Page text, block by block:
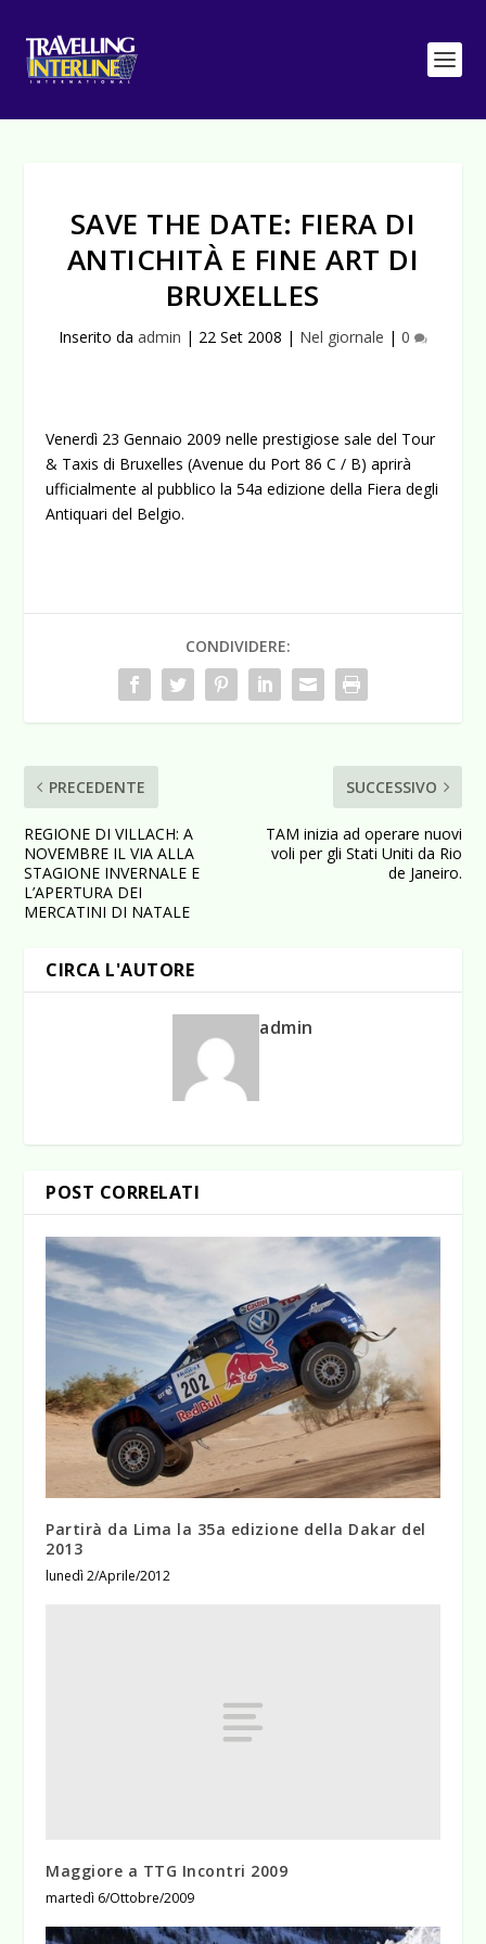
SAVE THE DATE: FIERA DI
ANTICHITÀ E FINE ART DI
BRUXELLES
Inserito da admin | 22 Set 2008 | Nel giornale | 0
Venerdì 23 Gennaio 2009 nelle prestigiose sale del Tour
& Taxis di Bruxelles (Avenue du Port 86 C / B) aprirà
ufficialmente al pubblico la 54a edizione della Fiera degli
Antiquari del Belgio.
CONDIVIDERE:
PRECEDENTE
REGIONE DI VILLACH: A
NOVEMBRE IL VIA ALLA
STAGIONE INVERNALE E
L’APERTURA DEI
MERCATINI DI NATALE
SUCCESSIVO
TAM inizia ad operare nuovi
voli per gli Stati Uniti da Rio
de Janeiro.
CIRCA L'AUTORE
admin
POST CORRELATI
Partirà da Lima la 35a edizione della Dakar del
2013
lunedì 2/Aprile/2012
Maggiore a TTG Incontri 2009
martedì 6/Ottobre/2009